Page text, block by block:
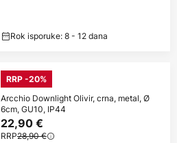
Rok isporuke: 8 - 12 dana
RRP -20%
Arcchio Downlight Olivir, crna, metal, Ø
6cm, GU10, IP44
22,90 €
RRP28,90 €